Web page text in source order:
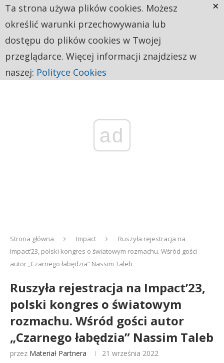
ad
Strona główna Impact
Ruszyła rejestracja na
Impact’23, polski kongres o światowym rozmachu. Wśród gości
autor „Czarnego łabędzia” Nassim Taleb
Ruszyła rejestracja na Impact’23,
polski kongres o światowym
rozmachu. Wśród gości autor
„Czarnego łabędzia” Nassim Taleb
przez Materiał Partnera 21 września 2022
Ta strona używa plików cookies. Możesz
określić warunki przechowywania lub
dostępu do plików cookies w Twojej
przeglądarce. Więcej informacji znajdziesz w
naszej: Polityce Cookies
×